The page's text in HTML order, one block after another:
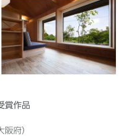
賞作品
府）